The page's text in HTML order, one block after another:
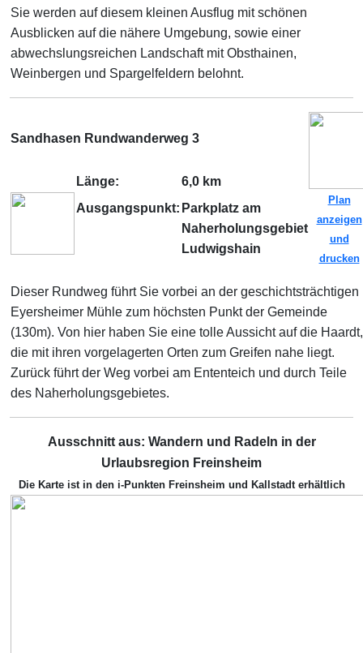
Sie werden auf diesem kleinen Ausflug mit schönen
Ausblicken auf die nähere Umgebung, sowie einer
abwechslungsreichen Landschaft mit Obsthainen,
Weinbergen und Spargelfeldern belohnt.
Sandhasen Rundwanderweg 3
Plan
anzeigen
und
drucken
Länge:
6,0 km
Ausgangspunkt: Parkplatz am
Naherholungsgebiet
Ludwigshain
Dieser Rundweg führt Sie vorbei an der geschichtsträchtigen
Eyersheimer Mühle zum höchsten Punkt der Gemeinde
(130m). Von hier haben Sie eine tolle Aussicht auf die Haardt,
die mit ihren vorgelagerten Orten zum Greifen nahe liegt.
Zurück führt der Weg vorbei am Ententeich und durch Teile
des Naherholungsgebietes.
Ausschnitt aus: Wandern und Radeln in der
Urlaubsregion Freinsheim
Die Karte ist in den i-Punkten Freinsheim und Kallstadt erhältlich